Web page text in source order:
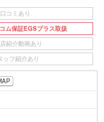
口コミあり
ム保証EGSプラス取扱
紹介動画あり
ッフ紹介あり